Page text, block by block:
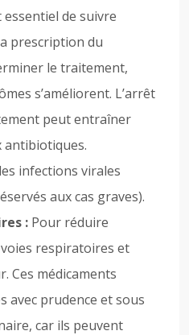
de suivre
prescription du
le traitement,
s’améliorent. L’arrêt
peut entraîner
antibiotiques.
infections virales
aux cas graves).
: Pour réduire
respiratoires et
Ces médicaments
avec prudence et sous
car ils peuvent